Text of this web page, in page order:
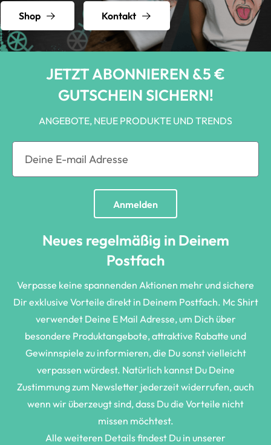
Shop Kontakt
JETZT ABONNIEREN &5 €
GUTSCHEIN SICHERN!
ANGEBOTE, NEUE PRODUKTE UND TRENDS
Anmelden
Neues regelmäßig in Deinem
Postfach
Verpasse keine spannenden Aktionen mehr und sichere
Dir exklusive Vorteile direkt in Deinem Postfach. Mc Shirt
verwendet Deine E Mail Adresse, um Dich über
besondere Produktangebote, attraktive Rabatte und
Gewinnspiele zu informieren, die Du sonst vielleicht
verpassen würdest. Natürlich kannst Du Deine
Zustimmung zum Newsletter jederzeit widerrufen, auch
wenn wir überzeugt sind, dass Du die Vorteile nicht
missen möchtest.
Alle weiteren Details findest Du in unserer